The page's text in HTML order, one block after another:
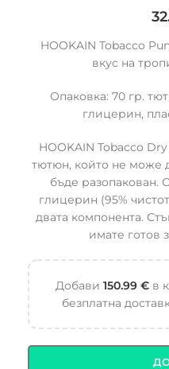
HOOKAIN Tobacco
вкус на
Опаковка: 70 гр.
глицерин,
HOOKAIN Tobacco
тютюн, който не може
бъде разопакован.
глицерин (95%
двата компонента.
имате готов
Добави 150.99 €в
безплатна